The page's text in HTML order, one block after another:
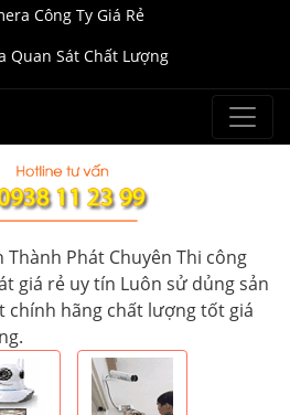
Công Ty Giá Rẻ
Quan Sát Chất Lượng
Thành Phát Chuyên Thi công
giá rẻ uy tín Luôn sử dủng sản
chính hãng chất lượng tốt giá